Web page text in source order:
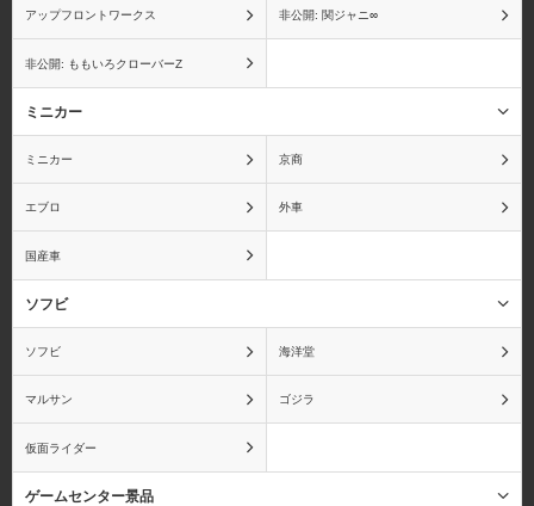
エンジェルビーツ！ 狼と香辛料
オーディンスフィア おジャ魔女どれみ
おそ松さん おねがい☆ティーチャー
俺の妹がこんなに可愛い
わけがない
アップフロントワークス 非公開: 関ジャニ∞
非公開: ももいろクローバーZ
ミニカー
ミニカー 京商
エブロ 外車
国産車
ソフビ
ソフビ 海洋堂
マルサン ゴジラ
仮面ライダー
ゲームセンター景品